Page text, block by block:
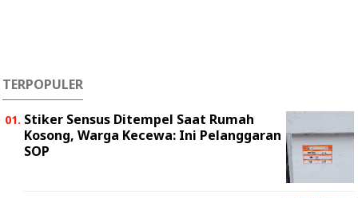
TERPOPULER
Stiker Sensus Ditempel Saat Rumah
Kosong, Warga Kecewa: Ini Pelanggaran
SOP